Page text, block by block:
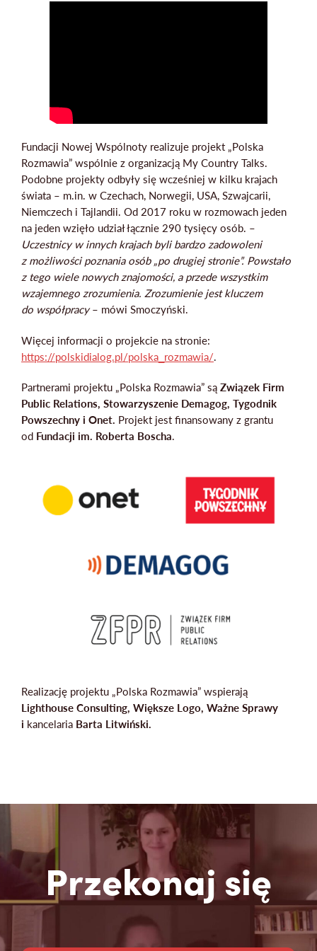
Fundacji Nowej Wspólnoty realizuje projekt „Polska
Rozmawia” wspólnie z organizacją My Country Talks.
Podobne projekty odbyły się wcześniej w kilku krajach
świata – m.in. w Czechach, Norwegii, USA, Szwajcarii,
Niemczech i Tajlandii. Od 2017 roku w rozmowach jeden
na jeden wzięło udział łącznie 290 tysięcy osób. –
Uczestnicy w innych krajach byli bardzo zadowoleni
z możliwości poznania osób „po drugiej stronie”. Powstało
z tego wiele nowych znajomości, a przede wszystkim
wzajemnego zrozumienia. Zrozumienie jest kluczem
do współpracy– mówi Smoczyński.
Więcej informacji o projekcie na stronie:
https://polskidialog.pl/polska_rozmawia/.
Partnerami projektu „Polska Rozmawia” sąZwiązek Firm
Public Relations, Stowarzyszenie Demagog, Tygodnik
Powszechny i Onet. Projekt jest finansowany z grantu
od Fundacji im. Roberta Boscha.
Realizację projektu „Polska Rozmawia” wspierają
Lighthouse Consulting, Większe Logo, Ważne Sprawy
i kancelaria Barta Litwiński.
Przekonaj się